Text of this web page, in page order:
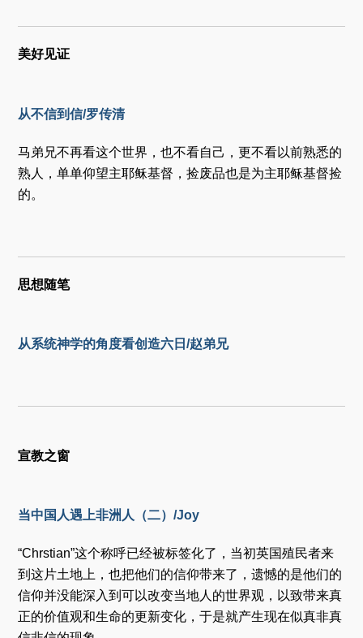
美好见证
从不信到信/罗传清
马弟兄不再看这个世界，也不看自己，更不看以前熟悉的
熟人，单单仰望主耶稣基督，捡废品也是为主耶稣基督捡
的。
思想随笔
从系统神学的角度看创造六日/赵弟兄
宣教之窗
当中国人遇上非洲人（二）/Joy
“Chrstian”这个称呼已经被标签化了，当初英国殖民者来
到这片土地上，也把他们的信仰带来了，遗憾的是他们的
信仰并没能深入到可以改变当地人的世界观，以致带来真
正的价值观和生命的更新变化，于是就产生现在似真非真